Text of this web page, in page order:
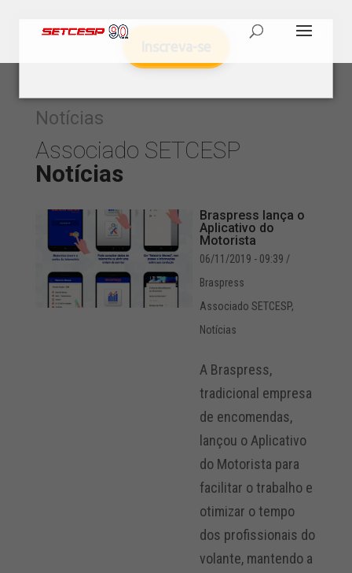
Notícias
Associado SETCESP
Notícias
Braspress lança o
Aplicativo do
Motorista
06/11/2019 - 09:39 /
Braspress
Associado SETCESP,
Notícias
A Braspress,
tradicional empresa
de encomendas,
lançou o Aplicativo
do Motorista para
facilitar o trabalho e
otimizar o tempo
dos profissionais do
volante, mantendo a